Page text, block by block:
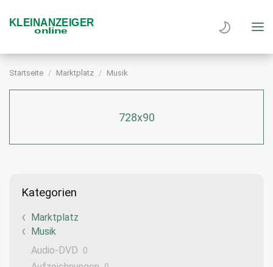
Startseite Marktplatz Musik
728x90
Kategorien
Marktplatz
Musik
Audio-DVD
0